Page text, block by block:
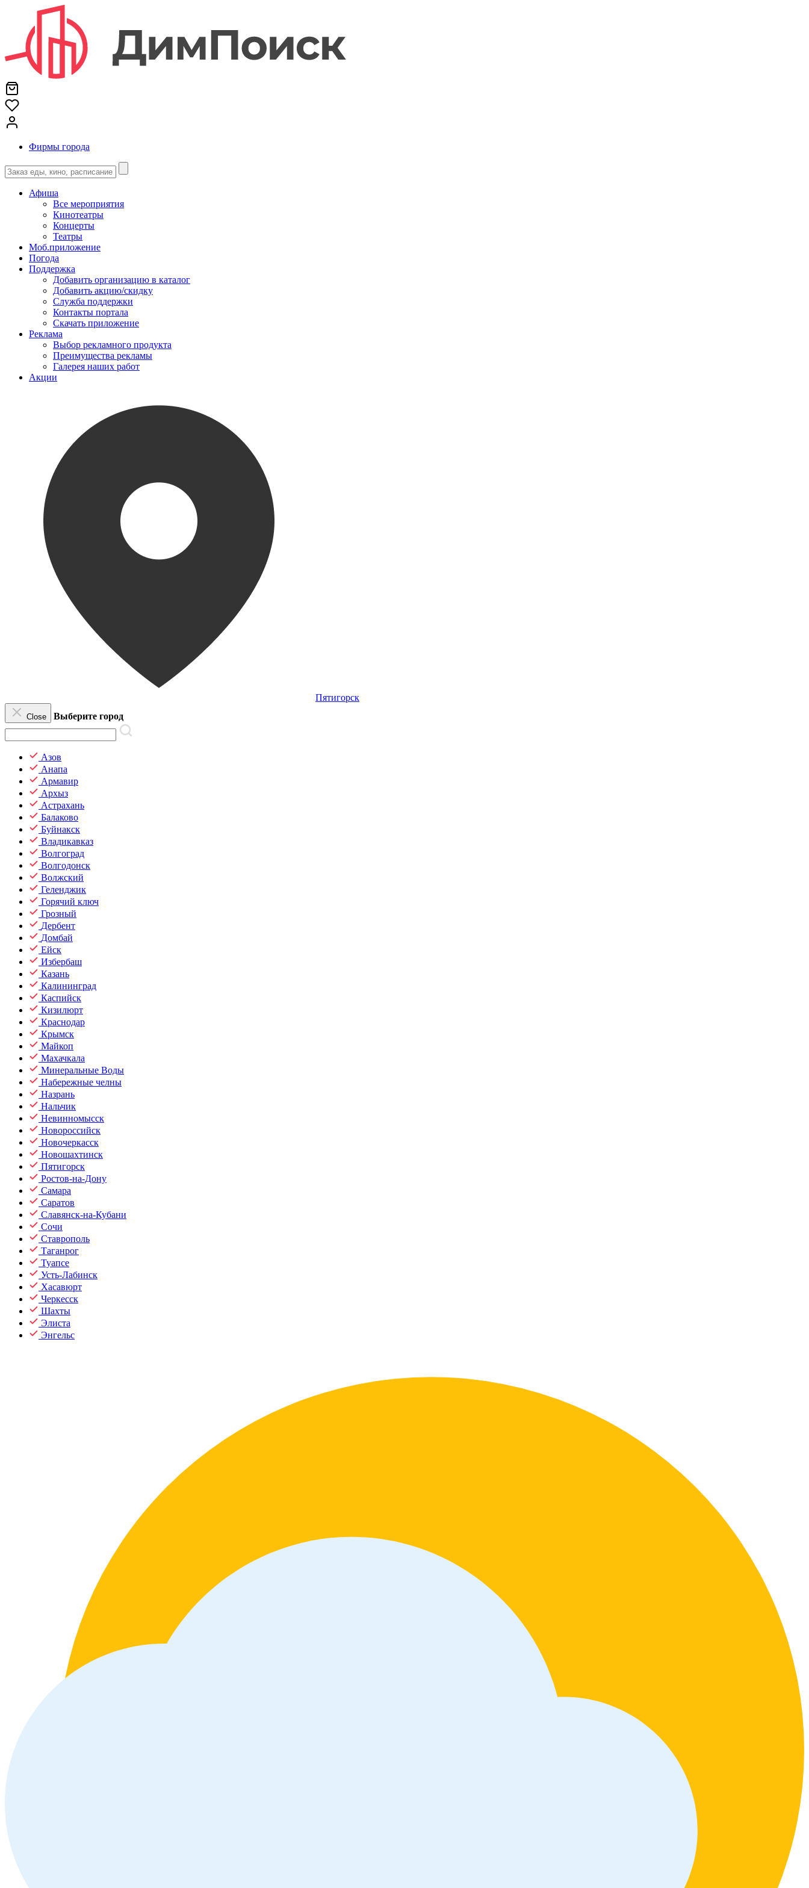
Фирмы города
Афиша
Все мероприятия
Кинотеатры
Концерты
Театры
Моб.приложение
Погода
Поддержка
Добавить организацию в каталог
Добавить акцию/скидку
Служба поддержки
Контакты портала
Скачать приложение
Реклама
Выбор рекламного продукта
Преимущества рекламы
Галерея наших работ
Акции
Пятигорск
Close Выберите город
Азов
Анапа
Армавир
Архыз
Астрахань
Балаково
Буйнакск
Владикавказ
Волгоград
Волгодонск
Волжский
Геленджик
Горячий ключ
Грозный
Дербент
Домбай
Ейск
Избербаш
Казань
Калининград
Каспийск
Кизилюрт
Краснодар
Крымск
Майкоп
Махачкала
Минеральные Воды
Набережные челны
Назрань
Нальчик
Невинномысск
Новороссийск
Новочеркасск
Новошахтинск
Пятигорск
Ростов-на-Дону
Самара
Саратов
Славянск-на-Кубани
Сочи
Ставрополь
Таганрог
Туапсе
Усть-Лабинск
Хасавюрт
Черкесск
Шахты
Элиста
Энгельс